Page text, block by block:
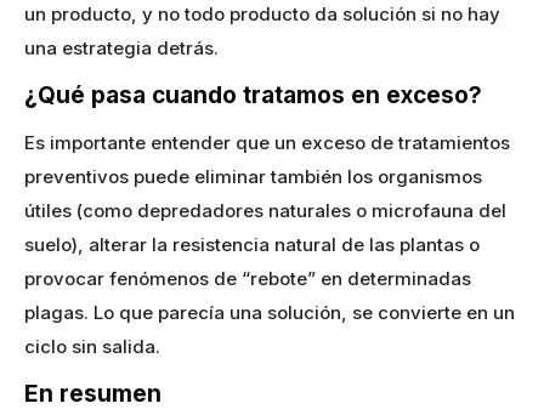
un producto, y no todo producto da solución si no hay
una estrategia detrás.
¿Qué pasa cuando tratamos en exceso?
Es importante entender que un exceso de tratamientos
preventivos puede eliminar también los organismos
útiles (como depredadores naturales o microfauna del
suelo), alterar la resistencia natural de las plantas o
provocar fenómenos de “rebote” en determinadas
plagas. Lo que parecía una solución, se convierte en un
ciclo sin salida.
En resumen